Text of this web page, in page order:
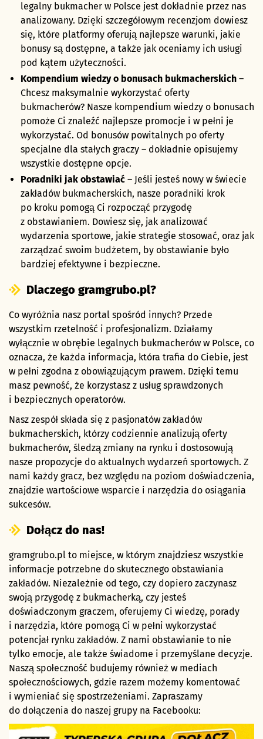
legalny bukmacher w Polsce jest dokładnie przez nas
analizowany. Dzięki szczegółowym recenzjom dowiesz
się, które platformy oferują najlepsze warunki, jakie
bonusy są dostępne, a także jak oceniamy ich usługi
pod kątem użyteczności.
Kompendium wiedzy o bonusach bukmacherskich –
Chcesz maksymalnie wykorzystać oferty
bukmacherów? Nasze kompendium wiedzy o bonusach
pomoże Ci znaleźć najlepsze promocje i w pełni je
wykorzystać. Od bonusów powitalnych po oferty
specjalne dla stałych graczy – dokładnie opisujemy
wszystkie dostępne opcje.
Poradniki jak obstawiać – Jeśli jesteś nowy w świecie
zakładów bukmacherskich, nasze poradniki krok
po kroku pomogą Ci rozpocząć przygodę
z obstawianiem. Dowiesz się, jak analizować
wydarzenia sportowe, jakie strategie stosować, oraz jak
zarządzać swoim budżetem, by obstawianie było
bardziej efektywne i bezpieczne.
Dlaczego gramgrubo.pl?
Co wyróżnia nasz portal spośród innych? Przede
wszystkim rzetelność i profesjonalizm. Działamy
wyłącznie w obrębie legalnych bukmacherów w Polsce, co
oznacza, że każda informacja, która trafia do Ciebie, jest
w pełni zgodna z obowiązującym prawem. Dzięki temu
masz pewność, że korzystasz z usług sprawdzonych
i bezpiecznych operatorów.
Nasz zespół składa się z pasjonatów zakładów
bukmacherskich, którzy codziennie analizują oferty
bukmacherów, śledzą zmiany na rynku i dostosowują
nasze propozycje do aktualnych wydarzeń sportowych. Z
nami każdy gracz, bez względu na poziom doświadczenia,
znajdzie wartościowe wsparcie i narzędzia do osiągania
sukcesów.
Dołącz do nas!
gramgrubo.pl to miejsce, w którym znajdziesz wszystkie
informacje potrzebne do skutecznego obstawiania
zakładów. Niezależnie od tego, czy dopiero zaczynasz
swoją przygodę z bukmacherką, czy jesteś
doświadczonym graczem, oferujemy Ci wiedzę, porady
i narzędzia, które pomogą Ci w pełni wykorzystać
potencjał rynku zakładów. Z nami obstawianie to nie
tylko emocje, ale także świadome i przemyślane decyzje.
Naszą społeczność budujemy również w mediach
społecznościowych, gdzie razem możemy komentować
i wymieniać się spostrzeżeniami. Zapraszamy
do dołączenia do naszej grupy na Facebooku: